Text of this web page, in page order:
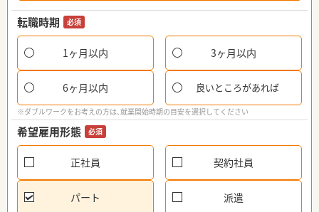
転職時期 必須
1ヶ月以内 3ヶ月以内
6ヶ月以内 良いところがあれば
※ダブルワークをお考えの方は、就業開始時期の目安を選択してください
希望雇用形態 必須
正社員 契約社員
パート 派遣